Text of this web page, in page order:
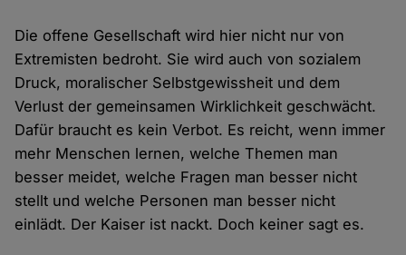
Die offene Gesellschaft wird hier nicht nur von
Extremisten bedroht. Sie wird auch von sozialem
Druck, moralischer Selbstgewissheit und dem
Verlust der gemeinsamen Wirklichkeit geschwächt.
Dafür braucht es kein Verbot. Es reicht, wenn immer
mehr Menschen lernen, welche Themen man
besser meidet, welche Fragen man besser nicht
stellt und welche Personen man besser nicht
einlädt. Der Kaiser ist nackt. Doch keiner sagt es.